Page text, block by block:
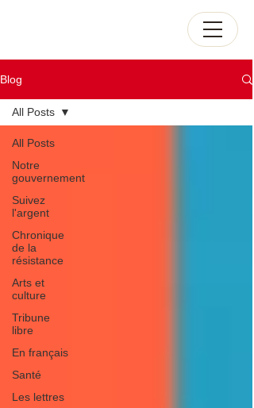
Blog
All Posts
Notre
gouvernement
Suivez
l'argent
Chronique
de la
résistance
Arts et
culture
Tribune
libre
En français
Santé
Les lettres
All Posts